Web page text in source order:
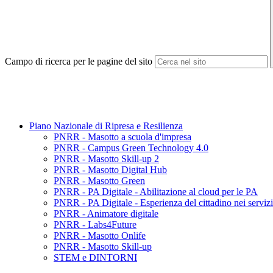
Campo di ricerca per le pagine del sito
Piano Nazionale di Ripresa e Resilienza
PNRR - Masotto a scuola d'impresa
PNRR - Campus Green Technology 4.0
PNRR - Masotto Skill-up 2
PNRR - Masotto Digital Hub
PNRR - Masotto Green
PNRR - PA Digitale - Abilitazione al cloud per le PA
PNRR - PA Digitale - Esperienza del cittadino nei
PNRR - Animatore digitale
PNRR - Labs4Future
PNRR - Masotto Onlife
PNRR - Masotto Skill-up
STEM e DINTORNI